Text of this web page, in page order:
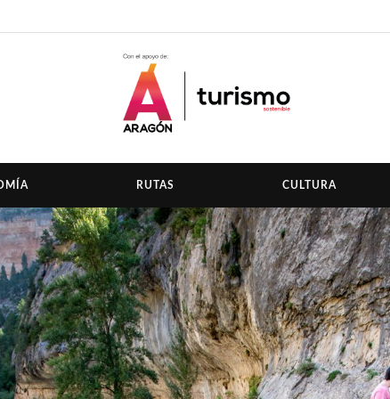
RUTAS CULTURA